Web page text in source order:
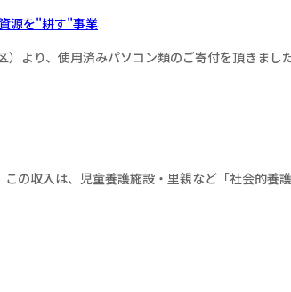
資源を"耕す"事業
）より、使用済みパソコン類のご寄付を頂きました
の収入は、児童養護施設・里親など「社会的